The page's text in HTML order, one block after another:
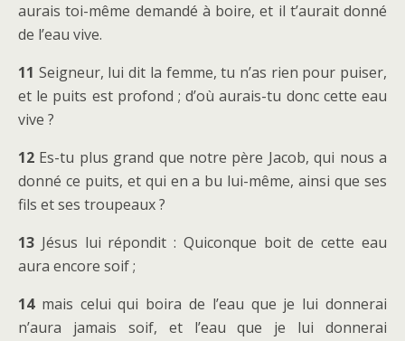
aurais toi-même demandé à boire, et il t’aurait donné
de l’eau vive.
11 Seigneur, lui dit la femme, tu n’as rien pour puiser,
et le puits est profond ; d’où aurais-tu donc cette eau
vive ?
12 Es-tu plus grand que notre père Jacob, qui nous a
donné ce puits, et qui en a bu lui-même, ainsi que ses
fils et ses troupeaux ?
13 Jésus lui répondit : Quiconque boit de cette eau
aura encore soif ;
14 mais celui qui boira de l’eau que je lui donnerai
n’aura jamais soif, et l’eau que je lui donnerai